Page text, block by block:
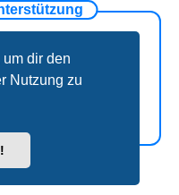
dir den
Nutzung zu